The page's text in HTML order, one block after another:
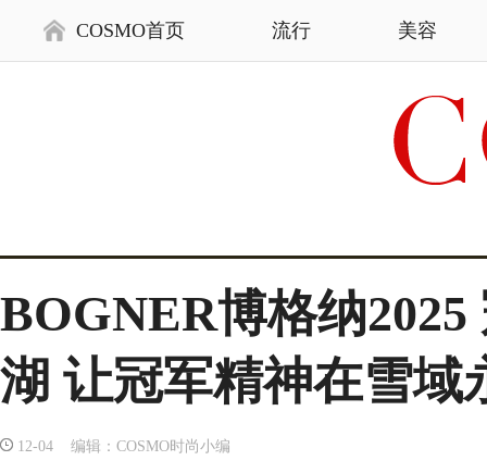
COSMO首页 流行 美容
BOGNER博格纳
湖 让冠军精神在雪域
12-04 编辑：COSMO时尚小编